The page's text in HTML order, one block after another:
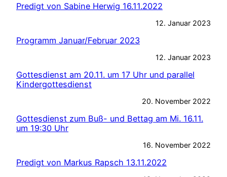
Predigt von Sabine Herwig 16.11.2022
12. Januar 2023
Programm Januar/Februar 2023
12. Januar 2023
Gottesdienst am 20.11. um 17 Uhr und parallel
Kindergottesdienst
20. November 2022
Gottesdienst zum Buß- und Bettag am Mi. 16.11.
um 19:30 Uhr
16. November 2022
Predigt von Markus Rapsch 13.11.2022